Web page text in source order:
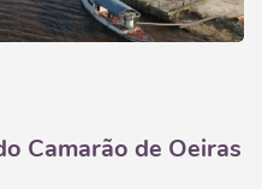
Camarão de Oeiras